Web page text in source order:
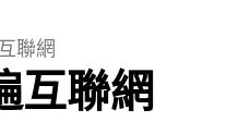
聯網
互聯網